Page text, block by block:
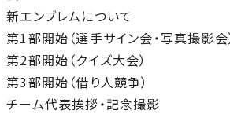
エンブレムについて
1部開始（選手サイン会・写真撮影会
2部開始（クイズ大会）
3部開始（借り人競争）
ーム代表挨拶・記念撮影